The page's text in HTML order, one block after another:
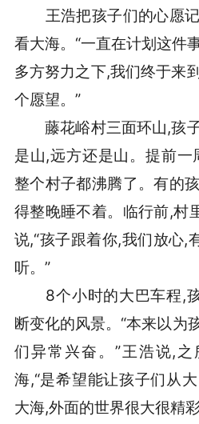
王浩把孩子们的心愿记
看大海。“一直在计划这件
多方努力之下,我们终于来
个愿望。”
藤花峪村三面环山,孩子
是山,远方还是山。提前
整个村子都沸腾了。有的
得整晚睡不着。临行前,村
说,“孩子跟着你,我们放心,
听。”
8个小时的大巴车程,孩
断变化的风景。“本来以为
们异常兴奋。”王浩说,
海,“是希望能让孩子们从
大海,外面的世界很大很精彩